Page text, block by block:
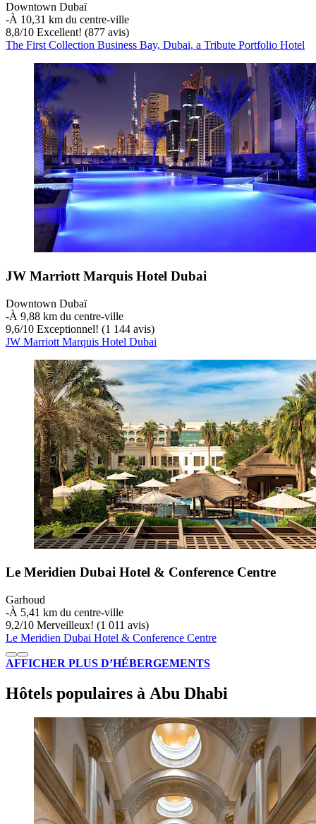
Downtown Dubaï
‐À 10,31 km du centre-ville
8,8/10 Excellent! (877 avis)
The First Collection Business Bay, Dubai, a Tribute Portfolio Hotel
JW Marriott Marquis Hotel Dubai
Downtown Dubaï
‐À 9,88 km du centre-ville
9,6/10 Exceptionnel! (1 144 avis)
JW Marriott Marquis Hotel Dubai
Le Meridien Dubai Hotel & Conference Centre
Garhoud
‐À 5,41 km du centre-ville
9,2/10 Merveilleux! (1 011 avis)
Le Meridien Dubai Hotel & Conference Centre
AFFICHER PLUS D’HÉBERGEMENTS
Hôtels populaires à Abu Dhabi